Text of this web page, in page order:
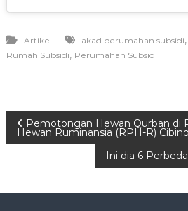
Artikel akad perumahan subsidi,
Rumah Subsidi, Perumahan Subsidi
P
s
Pemotongan Hewan Qurban di
Hewan Ruminansia (RPH-R)
Ini dia 6